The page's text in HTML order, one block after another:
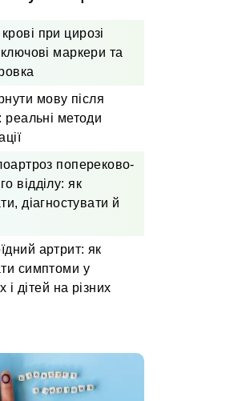
крові при цирозі
ключові маркери та
мову після
реальні методи
попереково-
відділу: як
діагностувати й
артрит: як
симптоми у
і дітей на різних